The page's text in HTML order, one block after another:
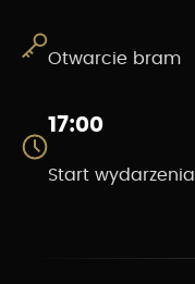
Otwarcie bram
17:00
Start wydarzenia